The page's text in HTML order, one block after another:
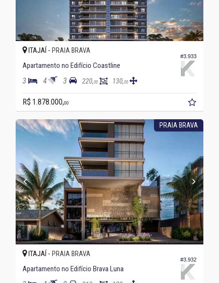
#3.933
ITAJAÍ - PRAIA BRAVA
Apartamento no Edifício Coastline
3 4 3 220,00 130,00
R$ 1.878.000,00
PRAIA BRAVA
#3.932
ITAJAÍ - PRAIA BRAVA
Apartamento no Edifício Brava Luna